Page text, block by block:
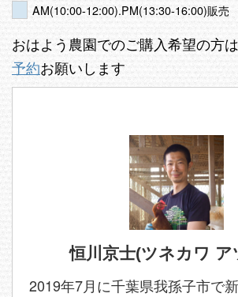
AM(10:00-12:00).PM(13:30-16:00)販売
おはよう農園でのご購入希望の方
予約お願いします
恒川京士(ツネカワ ア
2019年7月に千葉県我孫子市で